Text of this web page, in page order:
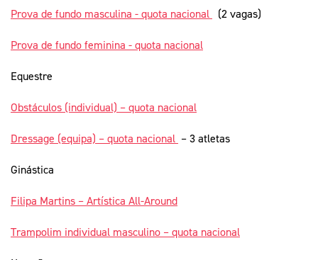
Prova de fundo masculina - quota nacional (2 vagas)
Prova de fundo feminina - quota nacional
Equestre
Obstáculos (individual) – quota nacional
Dressage (equipa) – quota nacional – 3 atletas
Ginástica
Filipa Martins – Artística All-Around
Trampolim individual masculino – quota nacional